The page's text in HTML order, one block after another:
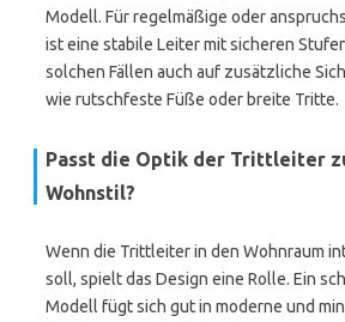
Modell. Für regelmäßige oder
ist eine stabile Leiter mit sicheren
solchen Fällen auch auf zusätzliche
wie rutschfeste Füße oder breite Tritte.
Passt die Optik der Trittleiter
Wohnstil?
Wenn die Trittleiter in den Wohnraum
soll, spielt das Design eine Rolle. Ein
Modell fügt sich gut in moderne und